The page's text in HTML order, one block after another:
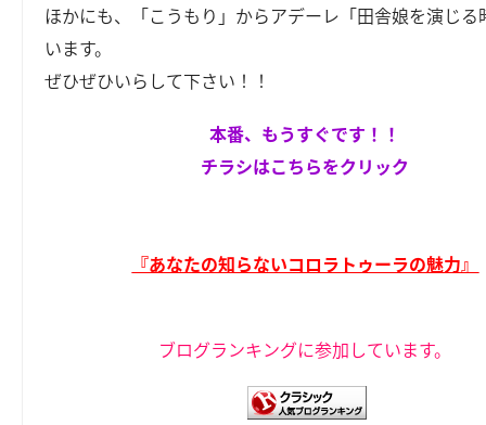
ほかにも、「こうもり」からアデーレ「田舎娘を演じる
います。
ぜひぜひいらして下さい！！
本番、もうすぐです！！
チラシはこちらをクリック
『あなたの知らないコロラトゥーラの魅力』
ブログランキングに参加しています。